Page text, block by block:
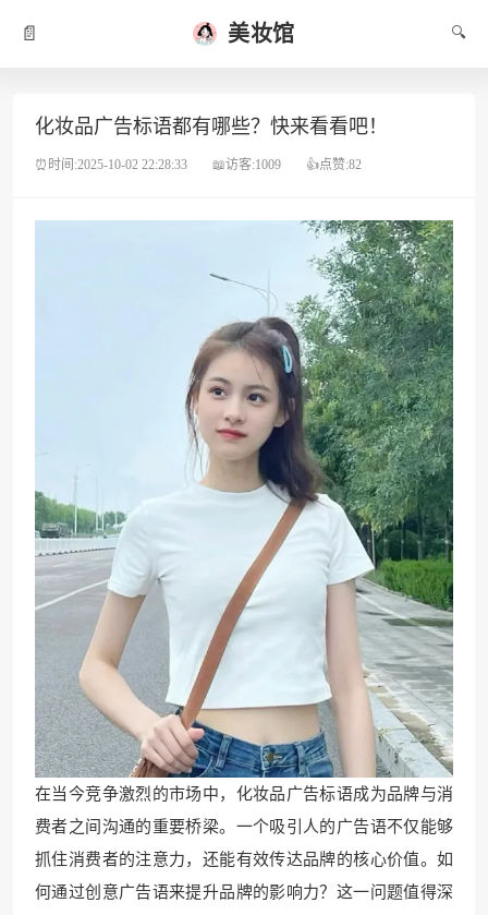
📄 美妆馆 🔍
化妆品广告标语都有哪些？快来看看吧！
⏰时间:2025-10-02 22:28:33 📖访客:1009 👍点赞:82
在当今竞争激烈的市场中，化妆品广告标语成为品牌与消
费者之间沟通的重要桥梁。一个吸引人的广告语不仅能够
抓住消费者的注意力，还能有效传达品牌的核心价值。如
何通过创意广告语来提升品牌的影响力？这一问题值得深